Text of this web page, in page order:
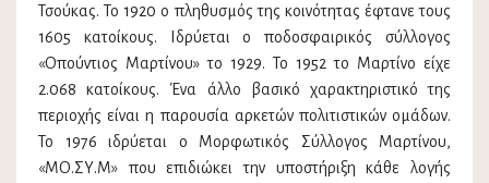
Τσούκας. Το 1920 ο πληθυσμός της κοινότητας έφτανε τους
1605 κατοίκους. Ιδρύεται ο ποδοσφαιρικός σύλλογος
«Οπούντιος Μαρτίνου» το 1929. Το 1952 το Μαρτίνο είχε
2.068 κατοίκους. Ένα άλλο βασικό χαρακτηριστικό της
περιοχής είναι η παρουσία αρκετών πολιτιστικών ομάδων.
Το 1976 ιδρύεται ο Μορφωτικός Σύλλογος Μαρτίνου,
«ΜΟ.ΣΥ.Μ» που επιδιώκει την υποστήριξη κάθε λογής